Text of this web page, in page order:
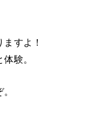
すよ！
験。